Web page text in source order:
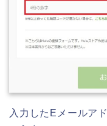
入力したEメールア